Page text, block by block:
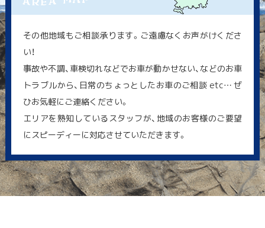
その他地域もご相談承ります。ご遠慮なくお声がけくださ
い！
事故や不調、車検切れなどでお車が動かせない、などのお車
トラブルから、日常のちょっとしたお車のご相談 etc… ぜ
ひお気軽にご連絡ください。
エリアを熟知しているスタッフが、地域のお客様のご要望
にスピーディーに対応させていただきます。